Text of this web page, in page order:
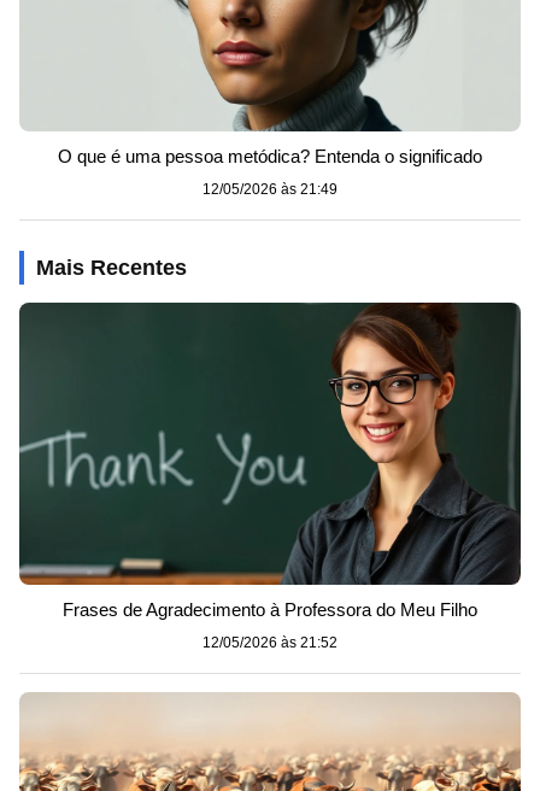
O que é uma pessoa metódica? Entenda o significado
12/05/2026 às 21:49
Mais Recentes
Frases de Agradecimento à Professora do Meu Filho
12/05/2026 às 21:52